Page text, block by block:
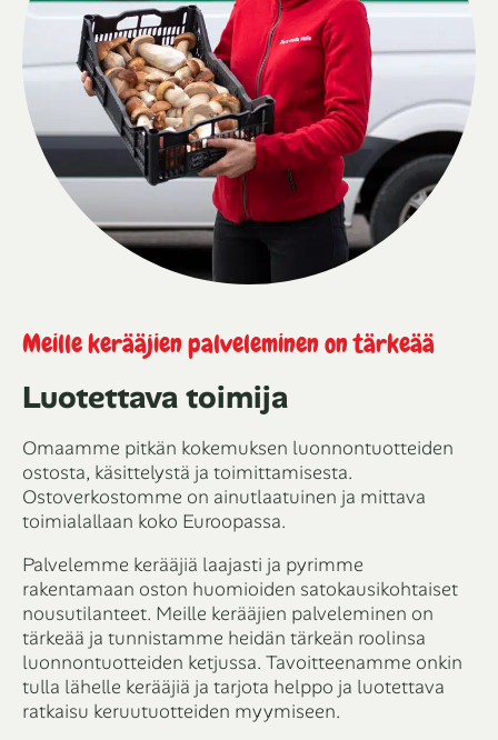
Meille kerääjien palveleminen on tärkeää
Luotettava toimija
Omaamme pitkän kokemuksen luonnontuotteiden
ostosta, käsittelystä ja toimittamisesta.
Ostoverkostomme on ainutlaatuinen ja mittava
toimialallaan koko Euroopassa.
Palvelemme kerääjiä laajasti ja pyrimme
rakentamaan oston huomioiden satokausikohtaiset
nousutilanteet. Meille kerääjien palveleminen on
tärkeää ja tunnistamme heidän tärkeän roolinsa
luonnontuotteiden ketjussa. Tavoitteenamme onkin
tulla lähelle kerääjiä ja tarjota helppo ja luotettava
ratkaisu keruutuotteiden myymiseen.